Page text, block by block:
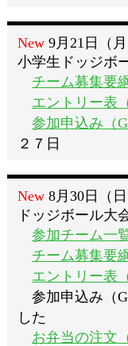
New 9月21日（
小学生ドッジボ
チーム募集要
エントリー表
参加申込み（
２７日
New 8月30日（
ドッジボール大
参加チーム一
チーム募集要
エントリー表
参加申込み（
した
お弁当の注文